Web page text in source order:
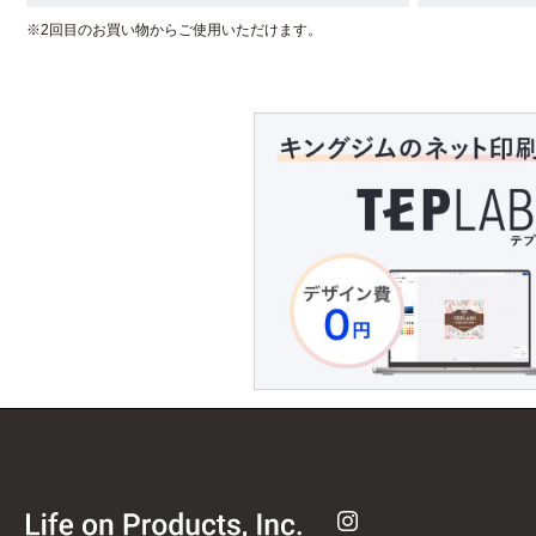
※2回目のお買い物からご使用いただけます。